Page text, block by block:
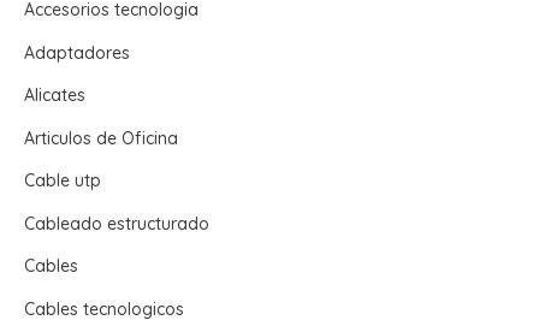
Accesorios tecnologia
Adaptadores
Alicates
Articulos de Oficina
Cable utp
Cableado estructurado
Cables
Cables tecnologicos